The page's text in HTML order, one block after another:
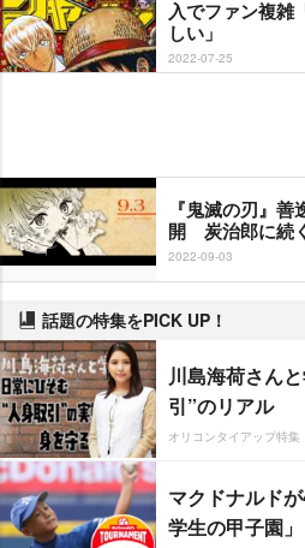
入でファン複
しい」
2022-07-25
『鬼滅の刃』
開 炭治郎に続
2022-09-03
話題の特集をPICK UP！
川島海荷さん
引”のリアル
オリコンタイアップ特集
マクドナルド
学生の甲子園」